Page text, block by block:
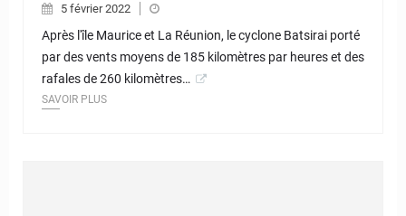
5 février 2022
Après l'île Maurice et La Réunion, le cyclone Batsirai porté
par des vents moyens de 185 kilomètres par heures et des
rafales de 260 kilomètres…
SAVOIR PLUS